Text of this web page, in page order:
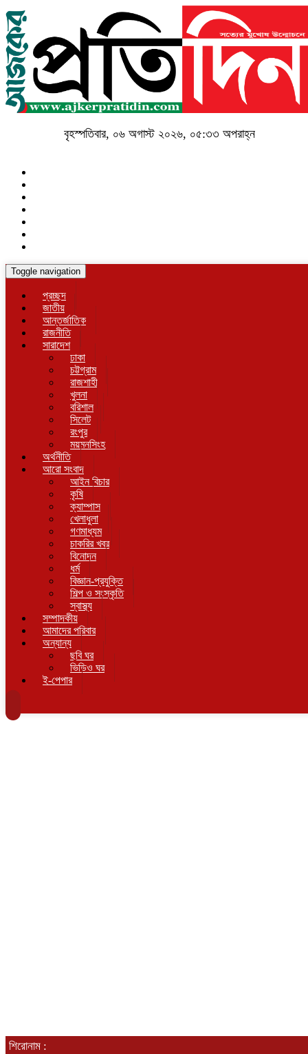
বৃহস্পতিবার, ০৬ অগাস্ট ২০২৬, ০৫:৩৩ অপরাহ্ন
Toggle navigation
প্রচ্ছদ
জাতীয়
আন্তর্জাতিক
রাজনীতি
সারাদেশ
ঢাকা
চট্টগ্রাম
রাজশাহী
খুলনা
বরিশাল
সিলেট
রংপুর
ময়মনসিংহ
অর্থনীতি
আরো সংবাদ
আইন বিচার
কৃষি
ক্যাম্পাস
খেলাধুলা
গণমাধ্যম
চাকরির খবর
বিনোদন
ধর্ম
বিজ্ঞান-প্রযুক্তি
শিল্প ও সংস্কৃতি
স্বাস্থ্য
সম্পাদকীয়
আমাদের পরিবার
অন্যান্য
ছবি ঘর
ভিডিও ঘর
ই-পেপার
শিরোনাম :